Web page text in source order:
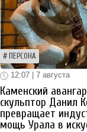
ПЕРСОНА
12:07 | 7 августа
Каменский
скульптор Данил
превращает
мощь Урала в